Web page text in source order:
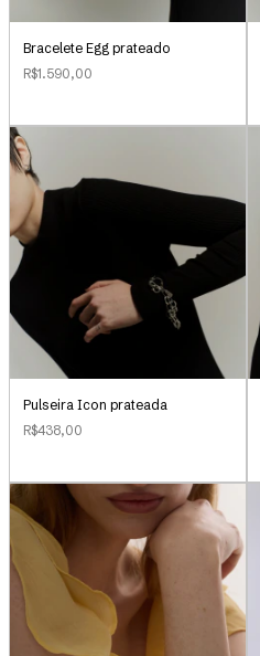
Bracelete Egg prateado
R$1.590,00
Pulseira Icon prateada
R$438,00